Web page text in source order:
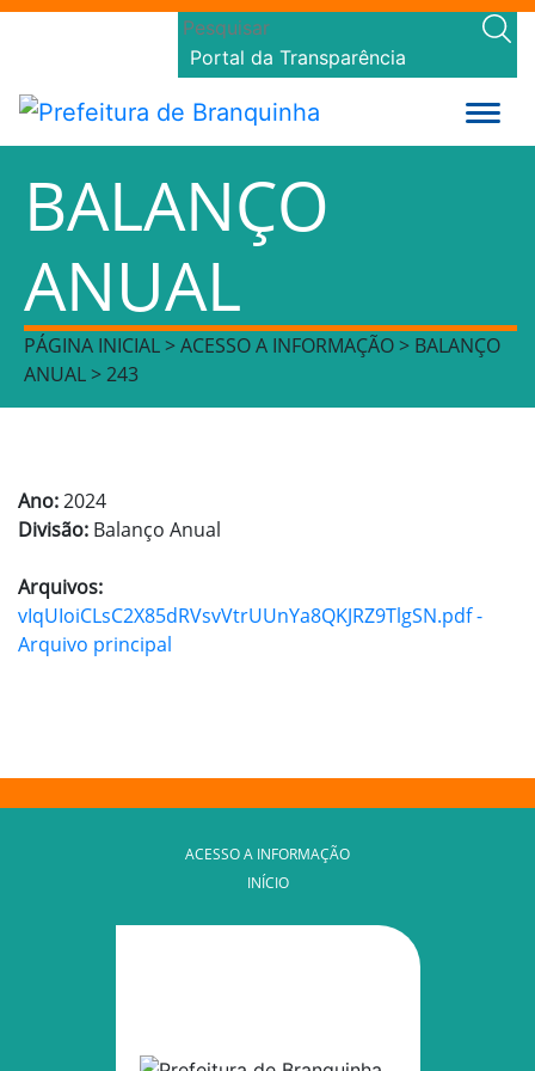
Portal da Transparência
BALANÇO
ANUAL
PÁGINA INICIAL > ACESSO A INFORMAÇÃO > BALANÇO
ANUAL > 243
Ano:2024
Divisão: Balanço Anual
Arquivos:
vIqUIoiCLsC2X85dRVsvVtrUUnYa8QKJRZ9TlgSN.pdf -
Arquivo principal
ACESSO A INFORMAÇÃO
INÍCIO